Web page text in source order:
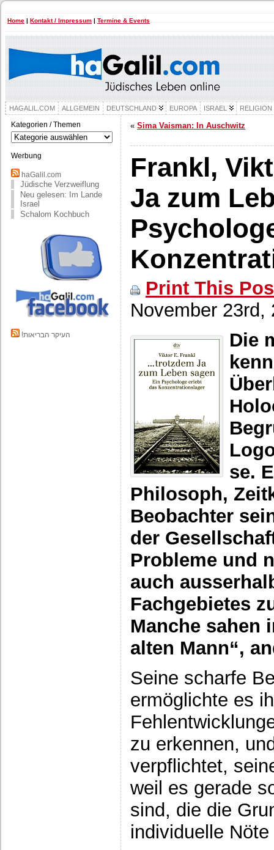
Home | Kontakt / Impressum | Termine & Events
HAGALIL.COM ALLGEMEIN DEUTSCHLAND EUROPA ISRAEL RELIGION
Kategorien / Themen
Kategorien
/
Themen
Werbung
haGalil.com
Jüdische Verzweiflung
Neu gelesen: Im Lande
Israel
Schalom Kochbuch
!העיקר הבריאות
« Sima Vaisman: In Auschwitz
Frankl,
Ja zum
Print This
November 23rd,
Die
se.
Philosoph,
Beobachter
der
Probleme und
auch
Fachgebietes
Manche sahen
alten Mann“,
Seine scharfe
ermöglichte es
zu erkennen,
verpflichtet,
weil es gerade
sind, die die
individuelle